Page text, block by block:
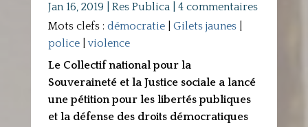
Jan 16, 2019 Res Publica| 4 commentaires
Mots clefs : démocratie| Gilets jaunes|
police| violence
Le Collectif national pour la
Souveraineté et la Justice sociale a lancé
une pétition pour les libertés publiques
et la défense des droits démocratiques